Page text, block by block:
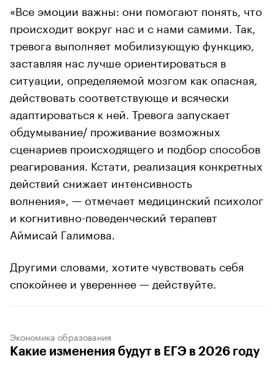
«Все эмоции важны: они помогают понять, что
происходит вокруг нас и с нами самими. Так,
тревога выполняет мобилизующую функцию,
заставляя нас лучше ориентироваться в
ситуации, определяемой мозгом как опасная,
действовать соответствующе и всячески
адаптироваться к ней. Тревога запускает
обдумывание/ проживание возможных
сценариев происходящего и подбор способов
реагирования. Кстати, реализация конкретных
действий снижает интенсивность
волнения», — отмечает медицинский психолог
и когнитивно-поведенческий терапевт
Аймисай Галимова.
Другими словами, хотите чувствовать себя
спокойнее и увереннее — действуйте.
Экономика образования
Какие изменения будут в ЕГЭ в 2026 году